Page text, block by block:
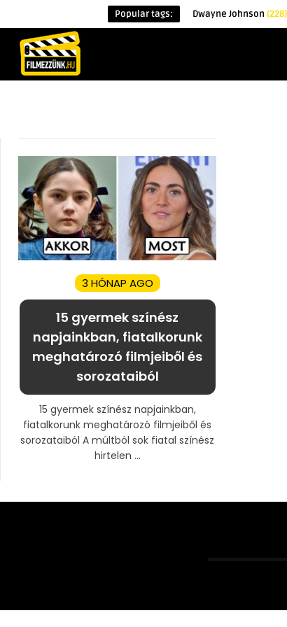
Popular tags: Dwayne Johnson (228)
3 HÓNAP AGO
15 gyermek színész
napjainkban, fiatalkorunk
meghatározó filmjeiből és
sorozataiból
15 gyermek színész napjainkban,
fiatalkorunk meghatározó filmjeiből és
sorozataiból A múltból sok fiatal színész
hirtelen ...